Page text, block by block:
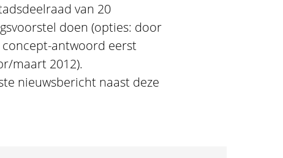
van 20
doen (opties: door
antwoord eerst
maart 2012).
nieuwsbericht naast deze